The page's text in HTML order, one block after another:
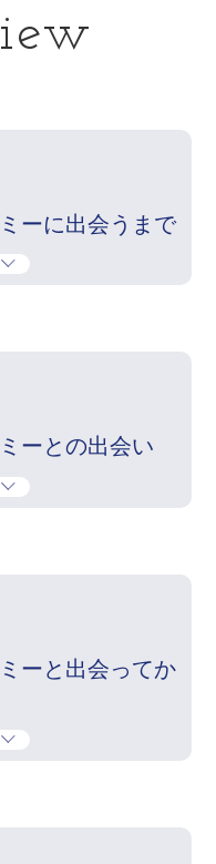
ーに出会うまで
ーとの出会い
ーと出会ってか